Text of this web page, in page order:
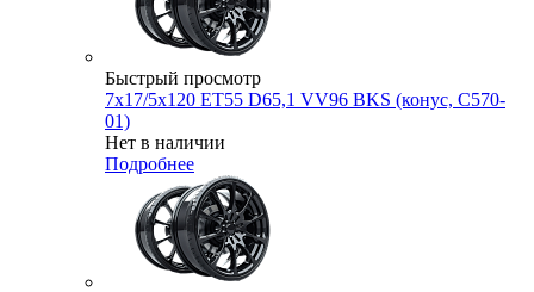
Быстрый просмотр
7x17/5x120 ET55 D65,1 VV96 BKS (конус, C570-
01)
Нет в наличии
Подробнее